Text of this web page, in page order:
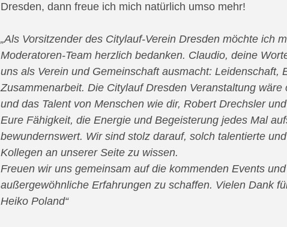
Dresden, dann freue ich mich natürlich umso mehr!
„Als Vorsitzender des Citylauf-Verein Dresden möchte ich
Moderatoren-Team herzlich bedanken. Claudio, deine
uns als Verein und Gemeinschaft ausmacht: Leidenschaft,
Zusammenarbeit. Die Citylauf Dresden Veranstaltung
und das Talent von Menschen wie dir, Robert Drechsler
Eure Fähigkeit, die Energie und Begeisterung jedes Mal
bewundernswert. Wir sind stolz darauf, solch talentierte
Kollegen an unserer Seite zu wissen.
Freuen wir uns gemeinsam auf die kommenden Events
außergewöhnliche Erfahrungen zu schaffen. Vielen Dank
Heiko Poland“